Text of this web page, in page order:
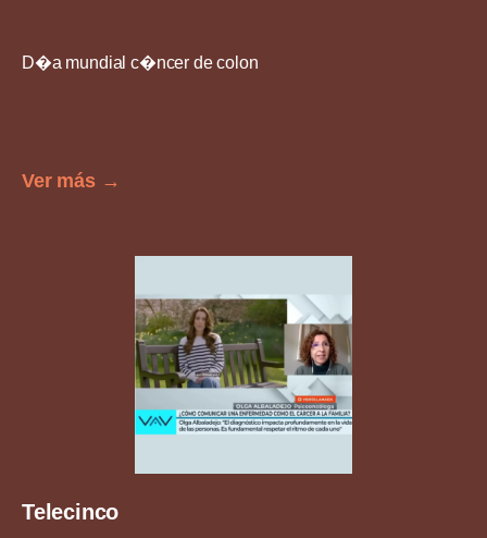
D�a mundial c�ncer de colon
Ver más →
Telecinco